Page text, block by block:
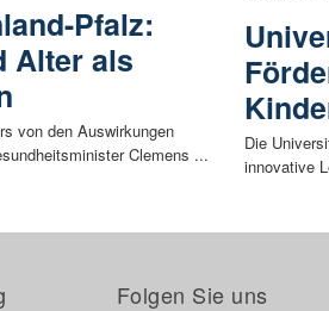
Pfalz:
Alter als
von den Auswirkungen
Clemens ...
Die
innovative
Folgen Sie uns